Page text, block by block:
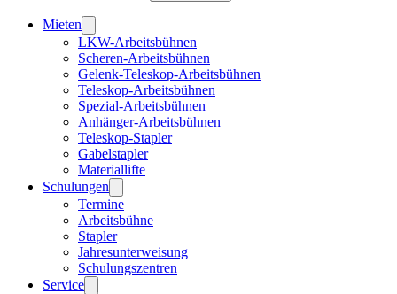
Mieten
LKW-Arbeitsbühnen
Scheren-Arbeitsbühnen
Gelenk-Teleskop-Arbeitsbühnen
Teleskop-Arbeitsbühnen
Spezial-Arbeitsbühnen
Anhänger-Arbeitsbühnen
Teleskop-Stapler
Gabelstapler
Materiallifte
Schulungen
Termine
Arbeitsbühne
Stapler
Jahresunterweisung
Schulungszentren
Service